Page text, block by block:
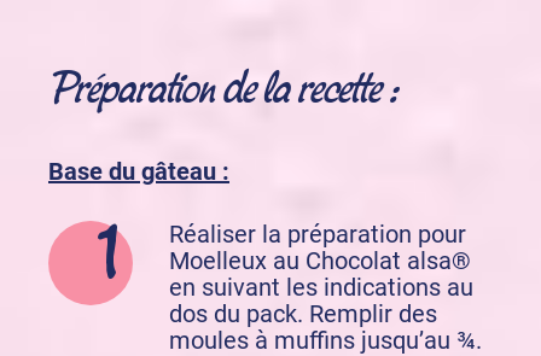
Préparation de la recette :
Base du gâteau :
Réaliser la préparation pour
Moelleux au Chocolat alsa®
en suivant les indications au
dos du pack. Remplir des
moules à muffins jusqu’au ¾.